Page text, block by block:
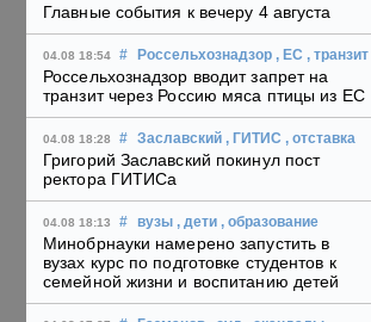
Главные события к вечеру 4 августа
04.08 18:54 # Россельхознадзор , ЕС , транзит
Россельхознадзор вводит запрет на
транзит через Россию мяса птицы из ЕС
04.08 18:28 # Заславский , ГИТИС , отставка
Григорий Заславский покинул пост
ректора ГИТИСа
04.08 18:13 # вузы , дети , образование
Минобрнауки намерено запустить в
вузах курс по подготовке студентов к
семейной жизни и воспитанию детей